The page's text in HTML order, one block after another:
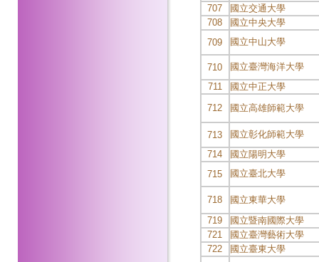
707
國立交通大學
708
國立中央大學
709
國立中山大學
710
國立臺灣海洋大學
711
國立中正大學
712
國立高雄師範大學
713
國立彰化師範大學
714
國立陽明大學
715
國立臺北大學
718
國立東華大學
719
國立暨南國際大學
721
國立臺灣藝術大學
722
國立臺東大學